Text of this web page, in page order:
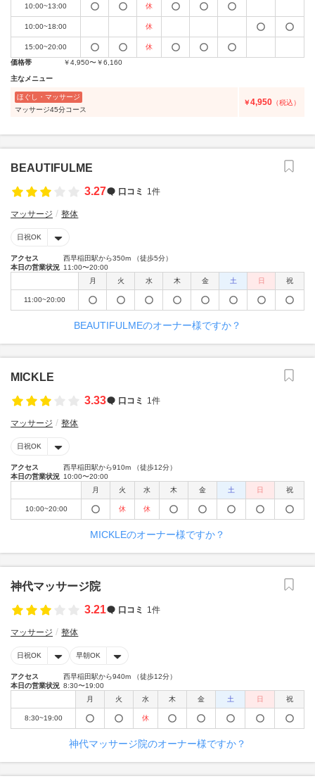
10:00~13:00 休
10:00~18:00 休
15:00~20:00
休
価格帯
￥4,950〜￥6,160
主なメニュー
ほぐし・マッサージ
マッサージ45分コース
￥4,950 （税込）
BEAUTIFULME
3.27
口コミ 1件
マッサージ 整体
日祝OK
アクセス
西早稲田駅から350m （徒歩5分）
本日の営業状況 11:00〜20:00
月
火 水 木 金 土 日 祝
11:00~20:00
BEAUTIFULMEのオーナー様ですか？
MICKLE
3.33
口コミ 1件
マッサージ 整体
日祝OK
アクセス
西早稲田駅から910m （徒歩12分）
本日の営業状況 10:00〜20:00
月
火 水 木 金 土 日 祝
10:00~20:00 休 休
MICKLEのオーナー様ですか？
神代マッサージ院
3.21
口コミ 1件
マッサージ 整体
日祝OK 早朝OK
アクセス
西早稲田駅から940m （徒歩12分）
本日の営業状況 8:30〜19:00
月
火 水 木 金 土 日 祝
8:30~19:00 休
神代マッサージ院のオーナー様ですか？